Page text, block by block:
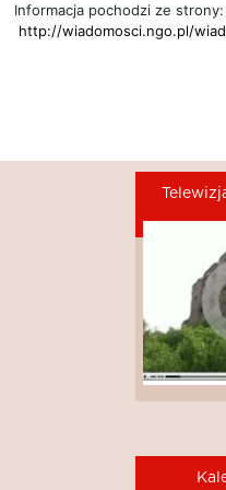
Informacja pochodzi ze strony:
http://wiadomosci.ngo.pl/